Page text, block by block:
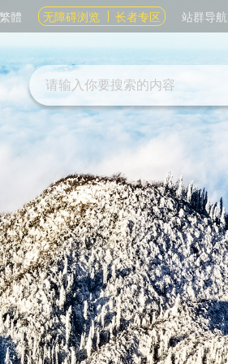
繁體 无障碍浏览 长者专区 站群导航